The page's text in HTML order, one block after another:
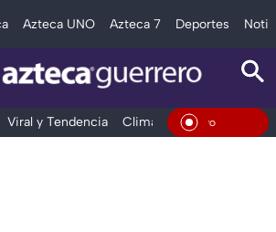
Azteca UNO Azteca 7 Deportes
Viral y Tendencia Clima Deportes En